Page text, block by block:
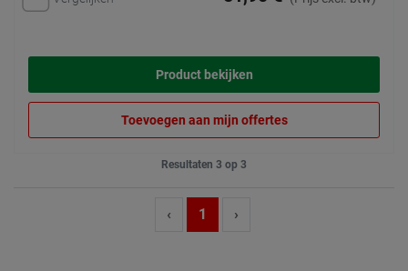
Product bekijken
Toevoegen aan mijn offertes
Resultaten 3 op 3
‹ 1 ›